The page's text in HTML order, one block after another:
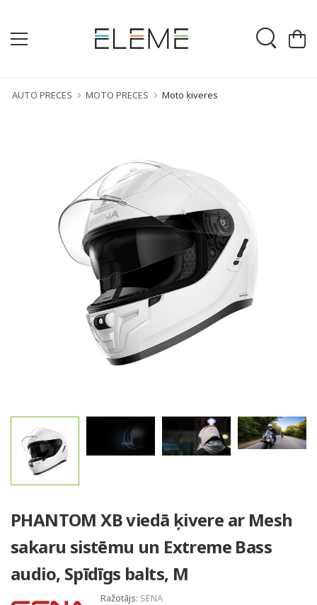
AUTO PRECES MOTO PRECES Moto ķiveres
PHANTOM XB viedā ķivere ar Mesh
sakaru sistēmu un Extreme Bass
audio, Spīdīgs balts, M
Ražotājs: SENA